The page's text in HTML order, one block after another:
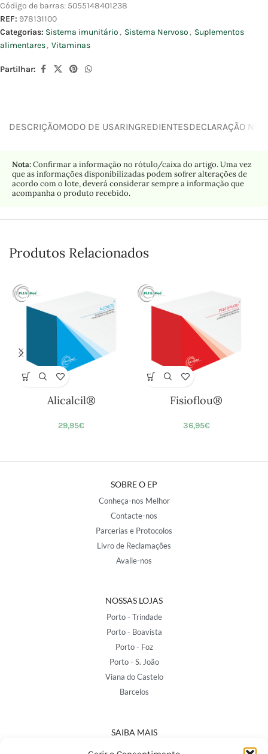
Código de barras: 5055148401238
REF: 978131100
Categorias: Sistema imunitário , Sistema Nervoso , Suplementos
alimentares, Vitaminas
Partilhar:
DESCRIÇÃOMODO DE USARINGREDIENTESDECLARAÇÃO
Nota:Confirmar a informação no rótulo/caixa do artigo. Uma vez
que as informações disponibilizadas podem sofrer alterações de
acordo com o lote, deverá considerar sempre a informação que
acompanha o produto recebido.
Produtos Relacionados
Alicalcil®
29,95€
Fisioflou®
36,95€
SOBRE O EP
Conheça-nos Melhor
Contacte-nos
Parcerias e Protocolos
Livro de Reclamações
Avalie-nos
NOSSAS LOJAS
Porto - Trindade
Porto - Boavista
Porto - Foz
Porto - S. João
Viana do Castelo
Barcelos
SAIBA MAIS
Política de Privacidade